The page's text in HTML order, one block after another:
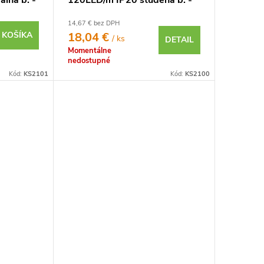
Kód: KS2101
14,67 € bez DPH
18,04 €/ ks
Momentálne
nedostupné
DETAIL
Kód: KS2100